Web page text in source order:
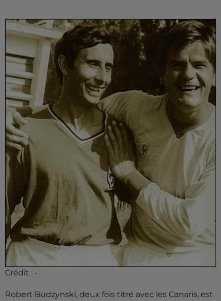
Crédit : -
Robert Budzynski, deux fois titré avec les Canaris, est